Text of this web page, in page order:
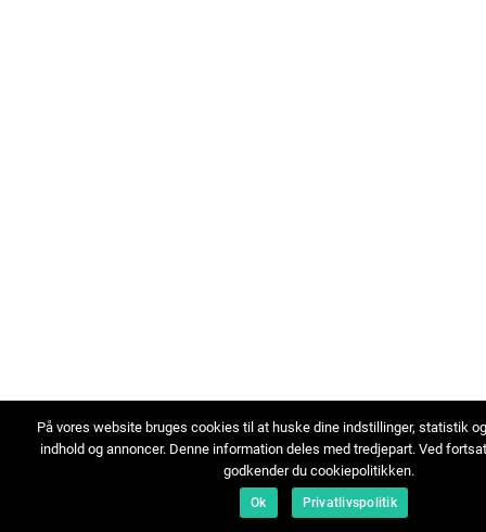
På vores website bruges cookies til at huske dine indstillinger, statistik
indhold og annoncer. Denne information deles med tredjepart. Ved
godkender du cookiepolitikken.
Ok Privatlivspolitik